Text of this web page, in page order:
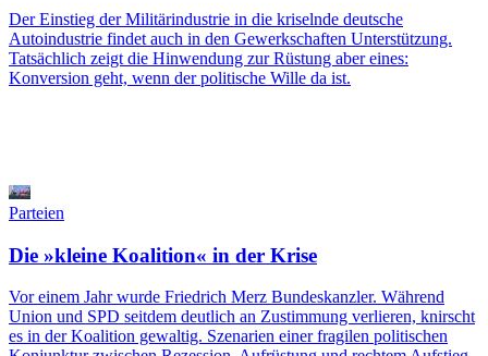
Der Einstieg der Militärindustrie in die kriselnde deutsche
Autoindustrie findet auch in den Gewerkschaften Unterstützung.
Tatsächlich zeigt die Hinwendung zur Rüstung aber eines:
Konversion geht, wenn der politische Wille da ist.
Parteien
Die »kleine Koalition« in der Krise
Vor einem Jahr wurde Friedrich Merz Bundeskanzler. Während
Union und SPD seitdem deutlich an Zustimmung verlieren, knirscht
es in der Koalition gewaltig. Szenarien einer fragilen politischen